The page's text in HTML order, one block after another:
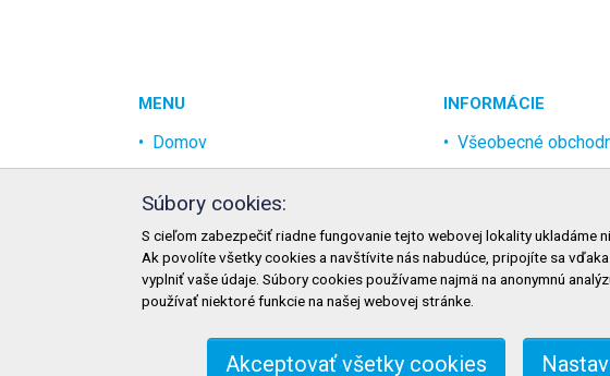
MENU
Domov
Akcia
Najpredávanejšie
Odvetvia
Novinky
INFORMÁCIE
Všeobecné
Ochrana osobných
Možnosti dopravy
Možnosti platby
Zmeniť nastavenie
Súbory cookies:
S cieľom zabezpečiť riadne fungovanie tejto webovej lokality ukladáme
Ak povolíte všetky cookies a navštívite nás nabudúce, pripojíte sa
vyplniť vaše údaje. Súbory cookies používame najmä na anonymnú
používať niektoré funkcie na našej webovej stránke.
Akceptovať všetky cookies